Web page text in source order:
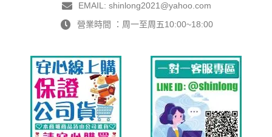
EMAIL: shinlong2021@yahoo.com
營業時間 ：周一至周五10:00~18:00